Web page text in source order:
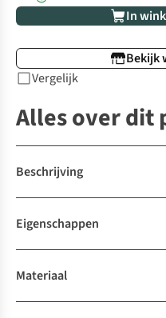
In
Bekijk
Vergelijk
Alles over dit
Beschrijving
Eigenschappen
Materiaal